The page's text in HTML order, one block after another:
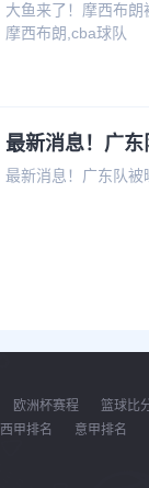
大鱼来了！摩西布
摩西布朗,cba球队
最新消息！广东
最新消息！广东队
欧洲杯赛程 篮球比
西甲排名 意甲排名